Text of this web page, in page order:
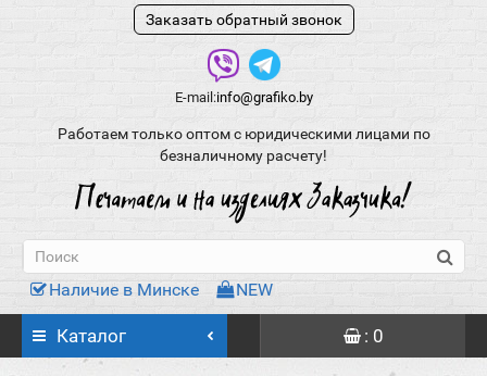
Заказать обратный звонок
E-mail:info@grafiko.by
Работаем только оптом с юридическими лицами по
безналичному расчету!
Наличие в Минске NEW
Каталог : 0